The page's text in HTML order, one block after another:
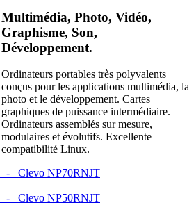
Multimédia, Photo, Vidéo,
Graphisme, Son,
Développement.
Ordinateurs portables très polyvalents
conçus pour les applications multimédia, la
photo et le développement. Cartes
graphiques de puissance intermédiaire.
Ordinateurs assemblés sur mesure,
modulaires et évolutifs. Excellente
compatibilité Linux.
- Clevo NP70RNJT
- Clevo NP50RNJT